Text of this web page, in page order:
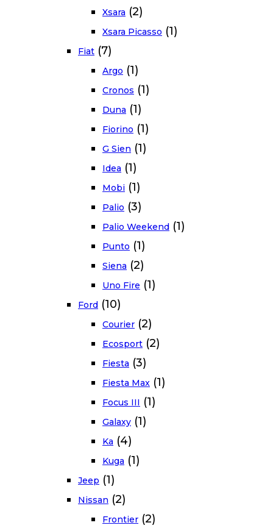
Xsara (2)
Xsara Picasso (1)
Fiat (7)
Argo (1)
Cronos (1)
Duna (1)
Fiorino (1)
G Sien (1)
Idea (1)
Mobi (1)
Palio (3)
Palio Weekend (1)
Punto (1)
Siena (2)
Uno Fire (1)
Ford (10)
Courier (2)
Ecosport (2)
Fiesta (3)
Fiesta Max (1)
Focus III (1)
Galaxy (1)
Ka (4)
Kuga (1)
Jeep (1)
Nissan (2)
Frontier (2)